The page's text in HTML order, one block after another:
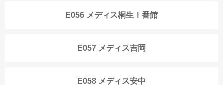
E056 メディス桐生Ⅰ番館
E057 メディス吉岡
E058 メディス安中